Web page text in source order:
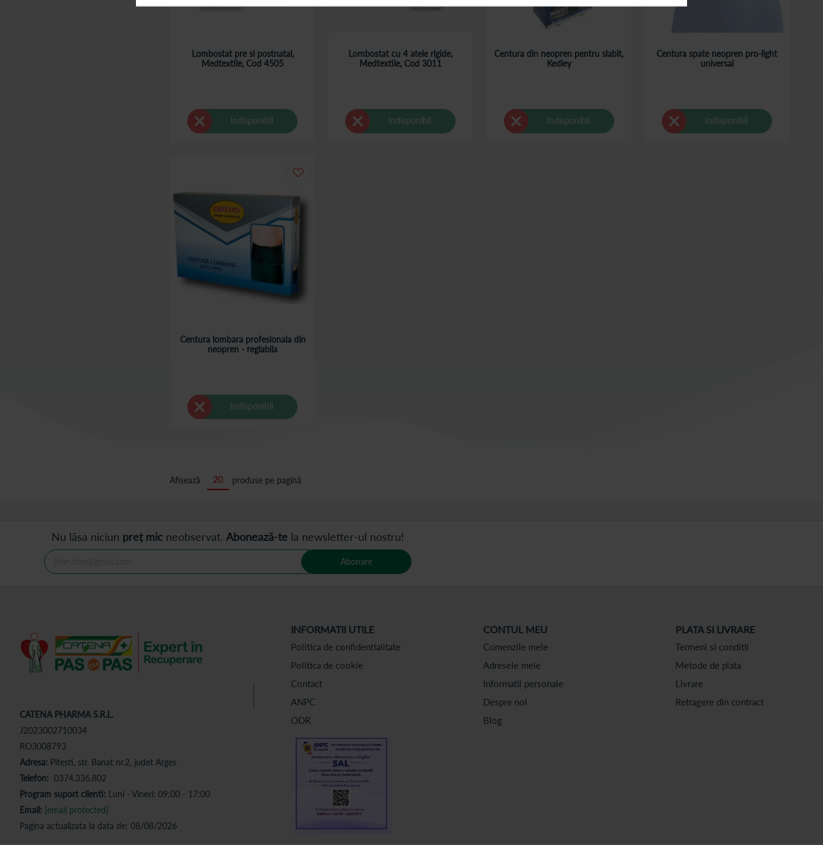
Lombostat pre si postnatal,
Medtextile, Cod 4505
Indisponibil
Lombostat cu 4 atele rigide,
Medtextile, Cod 3011
Indisponibil
Centura din neopren pentru slabit,
Kedley
Indisponibil
Centura spate neopren pro-light
universal
Indisponibil
Centura lombara profesionala din
neopren - reglabila
Indisponibil
Afișează produse pe pagină
Nu lăsa niciun preț mic neobservat. Abonează-te la newsletter-ul nostru!
Abonare
CATENA PHARMA S.R.L.
J2023002710034
RO3008793
Adresa: Pitesti, str. Banat nr.2, judet Arges
Telefon: 0374.336.802
Program suport clienti: Luni - Vineri: 09:00 - 17:00
Email: [email protected]
Pagina actualizata la data de: 08/08/2026
INFORMATII UTILE
Politica de confidentialitate
Politica de cookie
Contact
ANPC
ODR
CONTUL MEU
Comenzile mele
Adresele mele
Informatii personale
Despre noi
Blog
PLATA SI LIVRARE
Termeni si conditii
Metode de plata
Livrare
Retragere din contract